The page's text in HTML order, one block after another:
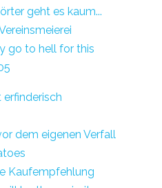
geht es kaum...
go to hell for this
dem eigenen Verfall
Kaufempfehlung